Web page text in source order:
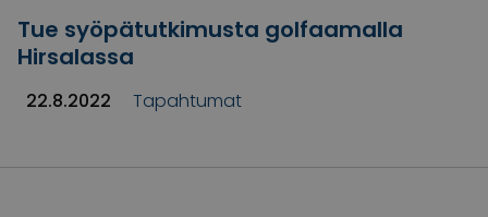
Tue syöpätutkimusta golfaamalla
Hirsalassa
22.8.2022 Tapahtumat